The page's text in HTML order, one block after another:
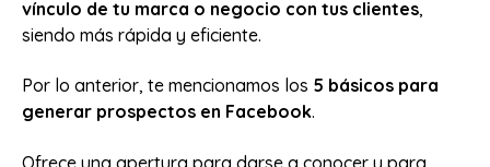
vínculo de tu marca o negocio con tus clientes,
siendo más rápida y eficiente.
Por lo anterior, te mencionamos los 5 básicos para
generar prospectos en Facebook.
Ofrece una apertura para darse a conocer y para